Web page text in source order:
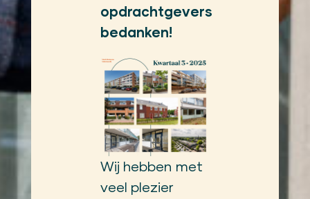
opdrachtgevers
bedanken!
Wij hebben met
veel plezier